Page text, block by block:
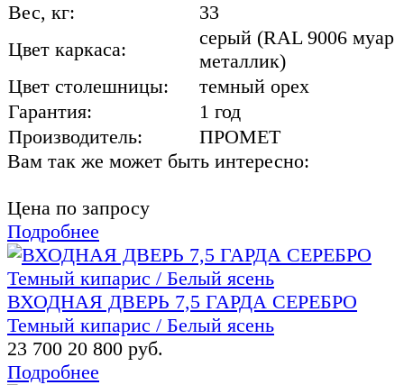
Вес, кг:
33
Цвет каркаса:
серый (RAL 9006 муар
металлик)
Цвет столешницы:
темный орех
Гарантия:
1 год
Производитель:
ПРОМЕТ
Вам так же может быть интересно:
Цена по запросу
Подробнее
ВХОДНАЯ ДВЕРЬ 7,5 ГАРДА СЕРЕБРО
Темный кипарис / Белый ясень
23 700 20 800 руб.
Подробнее